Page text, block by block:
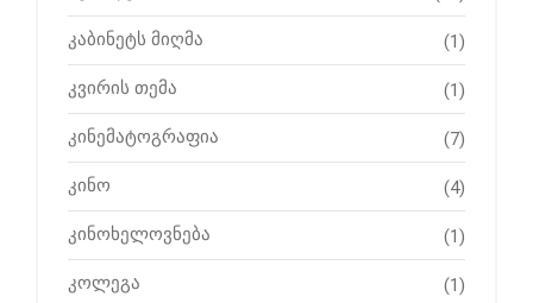
კაბინეტს მიღმა (1)
კვირის თემა (1)
კინემატოგრაფია (7)
კინო (4)
კინოხელოვნება (1)
კოლეგა (1)